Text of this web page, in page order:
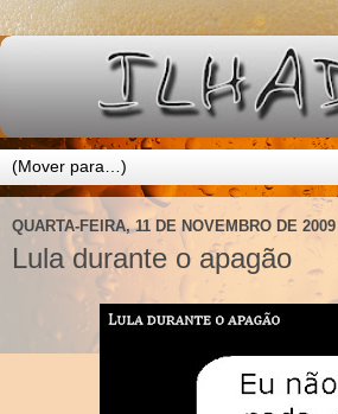
QUARTA-FEIRA, 11 DE NOVEMBRO DE 2009
Lula durante o apagão